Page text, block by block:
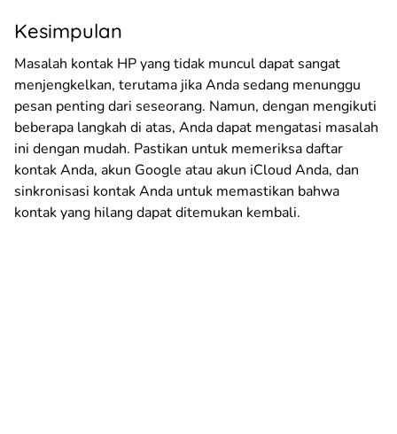
Kesimpulan
Masalah kontak HP yang tidak muncul dapat sangat
menjengkelkan, terutama jika Anda sedang menunggu
pesan penting dari seseorang. Namun, dengan mengikuti
beberapa langkah di atas, Anda dapat mengatasi masalah
ini dengan mudah. Pastikan untuk memeriksa daftar
kontak Anda, akun Google atau akun iCloud Anda, dan
sinkronisasi kontak Anda untuk memastikan bahwa
kontak yang hilang dapat ditemukan kembali.